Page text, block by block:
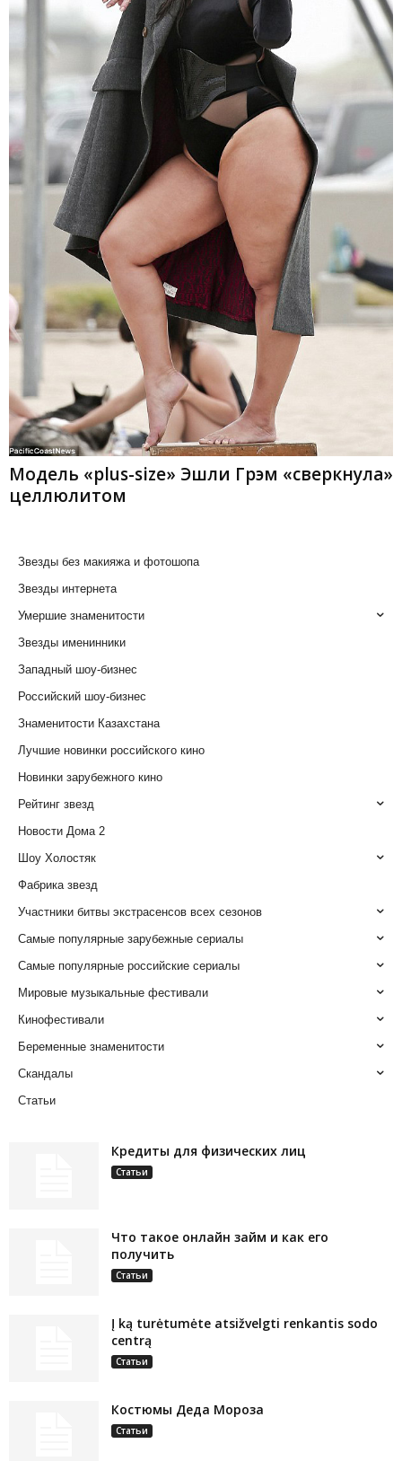
Модель «plus-size» Эшли Грэм «сверкнула»
целлюлитом
Звезды без макияжа и фотошопа
Звезды интернета
Умершие знаменитости
Звезды именинники
Западный шоу-бизнес
Российский шоу-бизнес
Знаменитости Казахстана
Лучшие новинки российского кино
Новинки зарубежного кино
Рейтинг звезд
Новости Дома 2
Шоу Холостяк
Фабрика звезд
Участники битвы экстрасенсов всех сезонов
Самые популярные зарубежные сериалы
Самые популярные российские сериалы
Мировые музыкальные фестивали
Кинофестивали
Беременные знаменитости
Скандалы
Статьи
Кредиты для физических лиц
Статьи
Что такое онлайн займ и как его
получить
Статьи
Į ką turėtumėte atsižvelgti renkantis sodo
centrą
Статьи
Костюмы Деда Мороза
Статьи